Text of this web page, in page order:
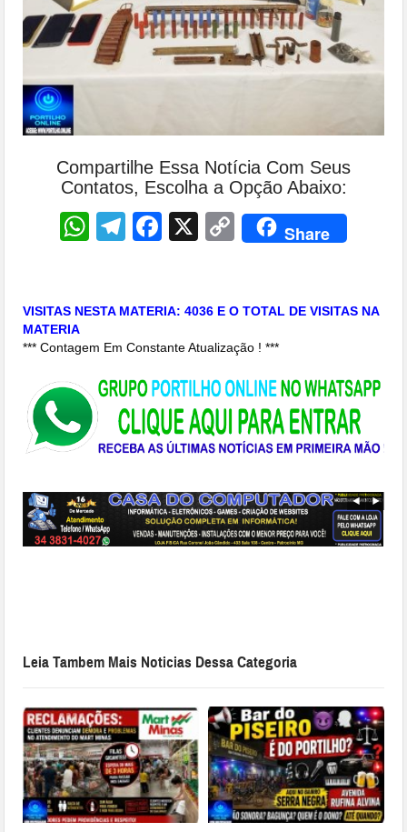
Compartilhe Essa Notícia Com Seus
Contatos, Escolha a Opção Abaixo:
WhatsApp
Telegram
Facebook
X CopyShare
VISITAS NESTA MATERIA: 4036 E O TOTAL DE VISITAS NA
MATERIA
*** Contagem Em Constante Atualização ! ***
Leia Tambem Mais Noticias Dessa Categoria